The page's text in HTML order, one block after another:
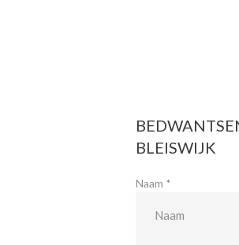
BLEISWIJK
Naam *